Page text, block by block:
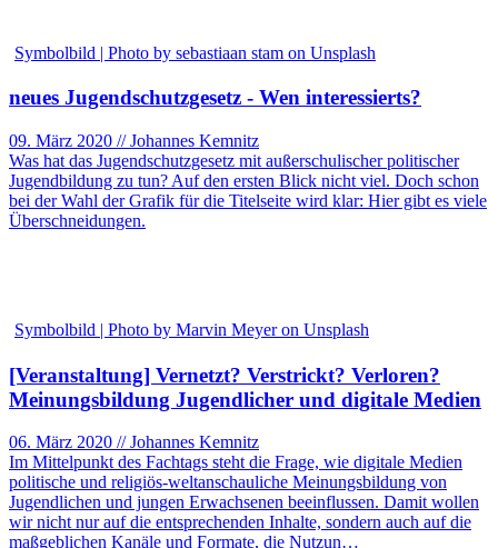
Symbolbild | Photo by sebastiaan stam on Unsplash
neues Jugendschutzgesetz - Wen interessierts?
09. März 2020 // Johannes Kemnitz
Was hat das Jugendschutzgesetz mit außerschulischer politischer
Jugendbildung zu tun? Auf den ersten Blick nicht viel. Doch schon
bei der Wahl der Grafik für die Titelseite wird klar: Hier gibt es viele
Überschneidungen.
Symbolbild | Photo by Marvin Meyer on Unsplash
[Veranstaltung] Vernetzt? Verstrickt? Verloren?
Meinungsbildung Jugendlicher und digitale Medien
06. März 2020 // Johannes Kemnitz
Im Mittelpunkt des Fachtags steht die Frage, wie digitale Medien
politische und religiös-weltanschauliche Meinungsbildung von
Jugendlichen und jungen Erwachsenen beeinflussen. Damit wollen
wir nicht nur auf die entsprechenden Inhalte, sondern auch auf die
maßgeblichen Kanäle und Formate, die Nutzun…